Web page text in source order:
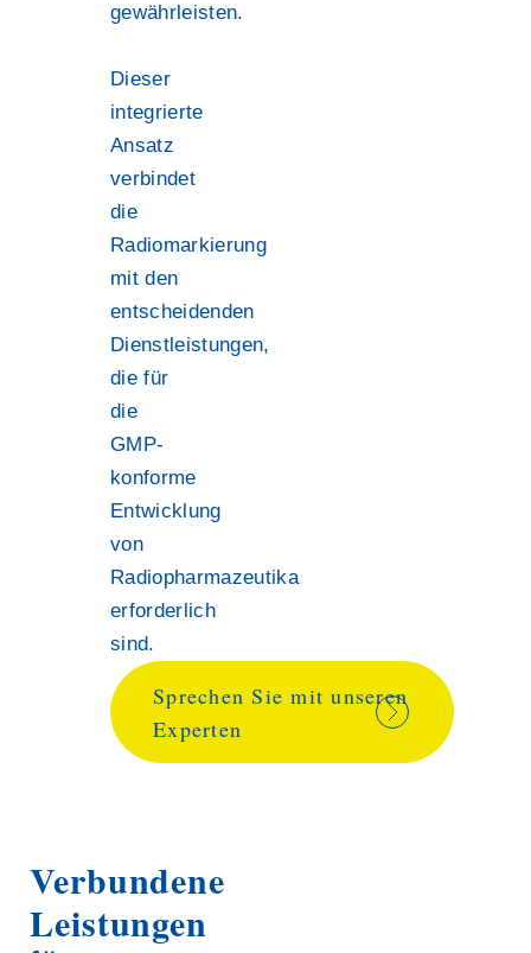
gewährleisten.
Dieser
integrierte
Ansatz
verbindet
die
Radiomarkierung
mit den
entscheidenden
Dienstleistungen,
die für
die
GMP-
konforme
Entwicklung
von
Radiopharmazeutika
erforderlich
sind.
Sprechen Sie mit unseren
Experten
Verbundene
Leistungen